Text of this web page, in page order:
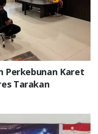
Perkebunan Karet
Tarakan